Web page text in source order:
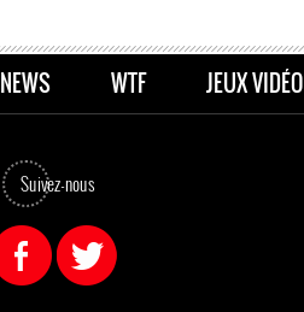
NEWS WTF JEUX VIDÉO
Suivez-nous